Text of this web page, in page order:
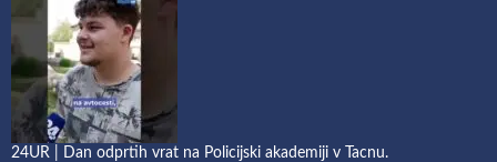
24UR | Dan odprtih vrat na Policijski akademiji v Tacnu.